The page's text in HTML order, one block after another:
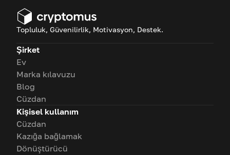
Topluluk, Güvenilirlik, Motivasyon, Destek.
Şirket
Ev
Marka kılavuzu
Blog
Cüzdan
Kişisel kullanım
Cüzdan
Kazığa bağlamak
Dönüştürücü